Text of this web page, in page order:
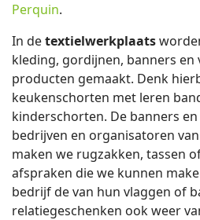
Perquin.
In detextielwerkplaats
kleding, gordijnen, banners en
producten gemaakt. Denk
keukenschorten met leren
kinderschorten. De banners
bedrijven en organisatoren
maken we rugzakken, tassen
afspraken die we kunnen
bedrijf de van hun vlaggen of
relatiegeschenken ook weer